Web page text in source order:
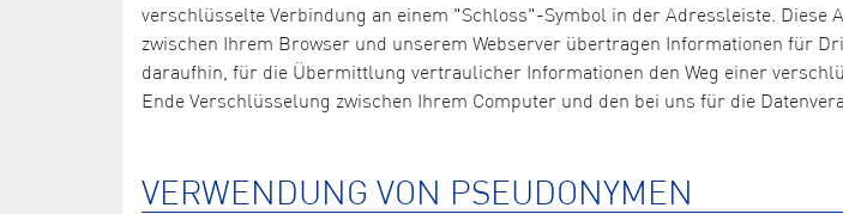
verschlüsselte Verbindung an einem "Schloss"-Symbol in der Adressleiste.
zwischen Ihrem Browser und unserem Webserver übertragen Informationen für
daraufhin, für die Übermittlung vertraulicher Informationen den Weg einer
Ende Verschlüsselung zwischen Ihrem Computer und den bei uns für die
VERWENDUNG VON PSEUDONYMEN